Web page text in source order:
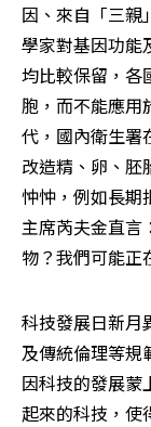
因、來自「三親
學家對基因功能
均比較保留，各
胞，而不能應用
代，國內衛生署
改造精、卵、胚
忡忡，例如長期
主席芮夫金直言
物？我們可能正
科技發展日新月
及傳統倫理等規
因科技的發展蒙
起來的科技，使